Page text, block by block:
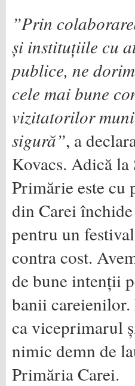
”Prin
și instituțiile cu
publice, ne
cele mai bune
vizitatorilor
sigură”, a
Kovacs. Adică
Primărie este
din Carei
pentru un
contra cost.
de bune intenții
banii careienilor.
ca viceprimarul
nimic demn de
Primăria Carei.